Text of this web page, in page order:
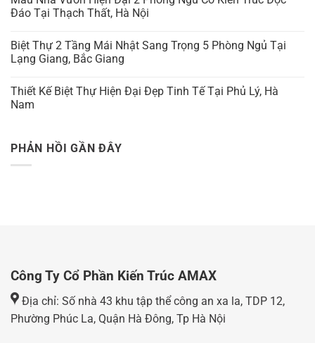
Đáo Tại Thạch Thất, Hà Nội
Biệt Thự 2 Tầng Mái Nhật Sang Trọng 5 Phòng Ngủ Tại
Lạng Giang, Bắc Giang
Thiết Kế Biệt Thự Hiện Đại Đẹp Tinh Tế Tại Phủ Lý, Hà
Nam
PHẢN HỒI GẦN ĐÂY
Công Ty Cổ Phần Kiến Trúc AMAX
Địa chỉ: Số nhà 43 khu tập thể công an xa la, TDP 12,
Phường Phúc La, Quận Hà Đông, Tp Hà Nội